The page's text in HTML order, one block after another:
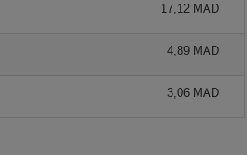
17,12 MAD
4,89 MAD
3,06 MAD